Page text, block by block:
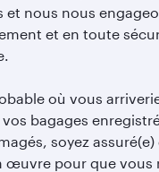
et nous nous
et en toute
où vous
bagages
soyez
œuvre pour que vous